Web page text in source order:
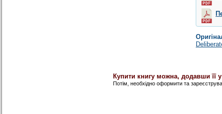
Купити книгу можна, додавши
Потім, необхідно оформити та